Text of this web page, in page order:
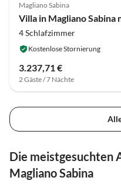
Magliano Sabina
4 Schlafzimmer
Kostenlose Stornierung
3.237,71 €
2 Gäste / 7 Nächte
Die meistgesuchten
Magliano Sabina